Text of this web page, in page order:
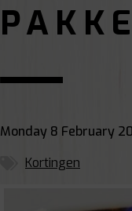
Monday 8 February
Kortingen